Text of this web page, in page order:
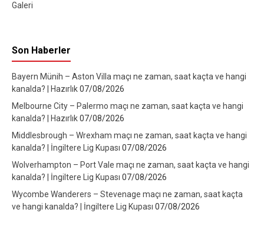
Galeri
Son Haberler
Bayern Münih – Aston Villa maçı ne zaman, saat kaçta ve hangi
kanalda? | Hazırlık07/08/2026
Melbourne City – Palermo maçı ne zaman, saat kaçta ve hangi
kanalda? | Hazırlık07/08/2026
Middlesbrough – Wrexham maçı ne zaman, saat kaçta ve hangi
kanalda? | İngiltere Lig Kupası 07/08/2026
Wolverhampton – Port Vale maçı ne zaman, saat kaçta ve hangi
kanalda? | İngiltere Lig Kupası 07/08/2026
Wycombe Wanderers – Stevenage maçı ne zaman, saat kaçta
ve hangi kanalda? | İngiltere Lig Kupası 07/08/2026